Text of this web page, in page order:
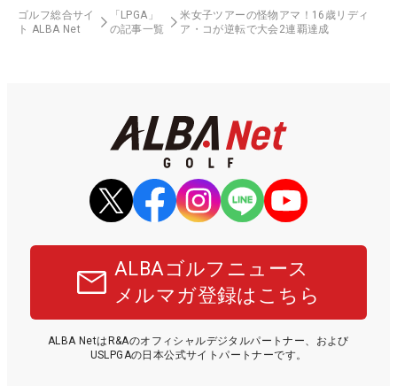
ゴルフ総合サイ
ト ALBA Net
「LPGA」
の記事一覧
米女子ツアーの怪物アマ！16歳リディ
ア・コが逆転で大会2連覇達成
ALBAゴルフニュース
メルマガ登録はこちら
ALBA NetはR&Aのオフィシャルデジタルパートナー、および
USLPGAの日本公式サイトパートナーです。